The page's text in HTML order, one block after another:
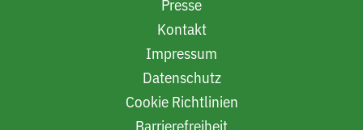
Presse
Kontakt
Impressum
Datenschutz
Cookie Richtlinien
Barrierefreiheit